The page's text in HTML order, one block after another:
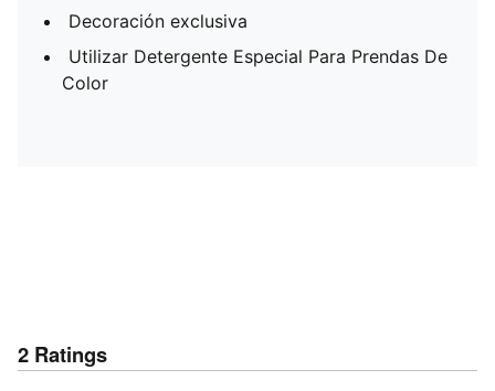
Decoración exclusiva
Utilizar Detergente Especial Para Prendas De
Color
2 Ratings